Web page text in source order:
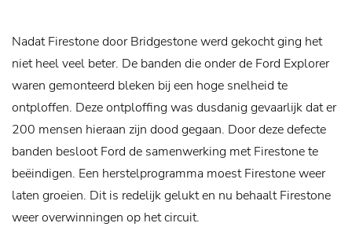
Nadat Firestone door Bridgestone werd gekocht ging het
niet heel veel beter. De banden die onder de Ford Explorer
waren gemonteerd bleken bij een hoge snelheid te
ontploffen. Deze ontploffing was dusdanig gevaarlijk dat er
200 mensen hieraan zijn dood gegaan. Door deze defecte
banden besloot Ford de samenwerking met Firestone te
beëindigen. Een herstelprogramma moest Firestone weer
laten groeien. Dit is redelijk gelukt en nu behaalt Firestone
weer overwinningen op het circuit.